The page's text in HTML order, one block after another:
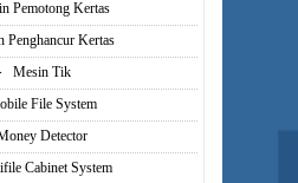
Pemotong Kertas
Penghancur Kertas
Mesin Tik
File System
Detector
Cabinet System